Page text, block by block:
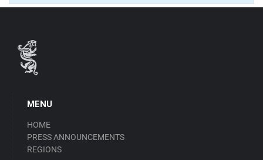
MENU
HOME
PRESS ANNOUNCEMENTS
REGIONS